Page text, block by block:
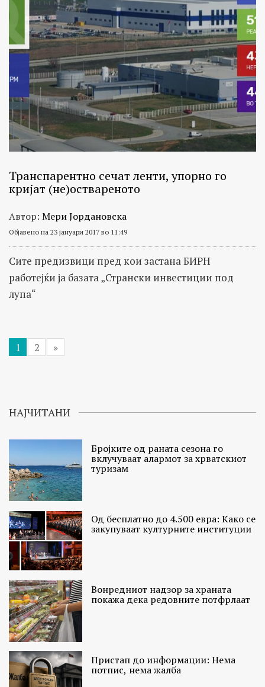
Транспарентно сечат ленти, упорно го
кријат (не)оствареното
Автор: Мери Јордановска
Објавено на 23 јануари 2017 во 11:49
Сите предизвици пред кои застана БИРН
работејќи ја базата „Странски инвестиции под
лупа“
1 2 »
НАЈЧИТАНИ
Бројките од раната сезона го
вклучуваат алармот за хрватскиот
туризам
Од бесплатно до 4.500 евра: Како се
закупуваат културните институции
Вонредниот надзор за храната
покажа дека редовните потфрлаат
Пристап до информации: Нема
потпис, нема жалба